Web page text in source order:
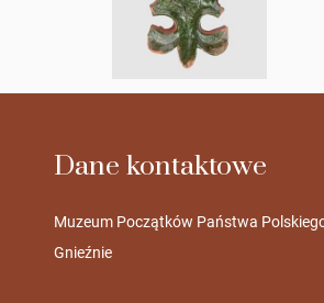
Dane kontaktowe
Muzeum Początków Państwa
Gnieźnie